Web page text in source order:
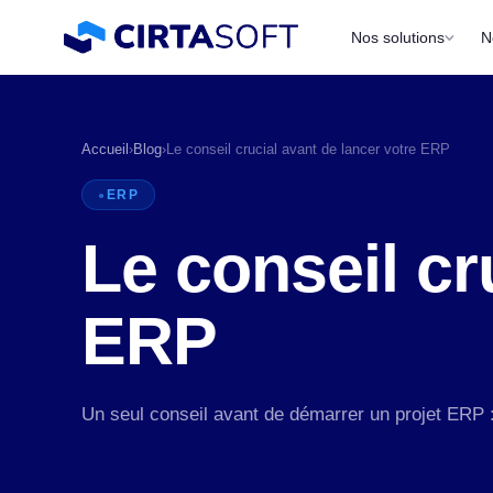
Nos solutions
Accueil ›Blog›Le conseil crucial avant de lancer votre ERP
ERP
Le conseil
ERP
Un seul conseil avant de démarrer un projet